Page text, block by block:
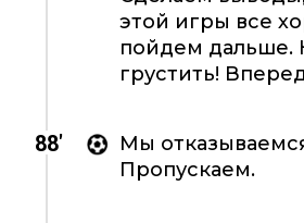
этой игры все
пойдем дальше.
грустить!
88'
Мы
Пропускаем.